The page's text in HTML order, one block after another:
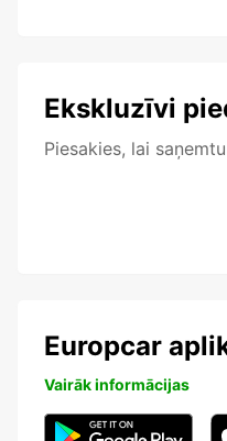
Ekskluzīvi
Piesakies, lai
Europcar
Vairāk informācijas